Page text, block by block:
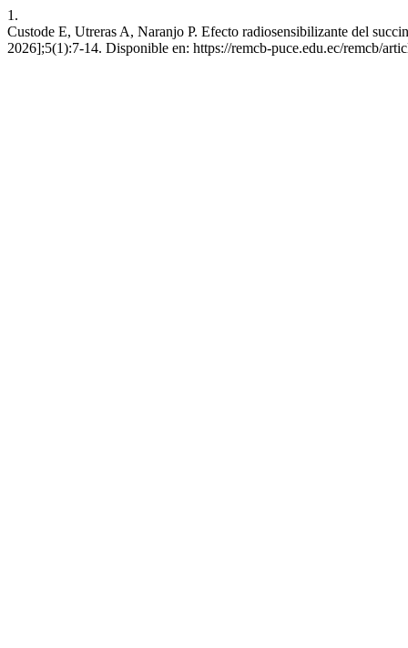
1.
Custode E, Utreras A, Naranjo P. Efecto radiosensibilizante del
2026];5(1):7-14. Disponible en: https://remcb-puce.edu.ec/remcb/